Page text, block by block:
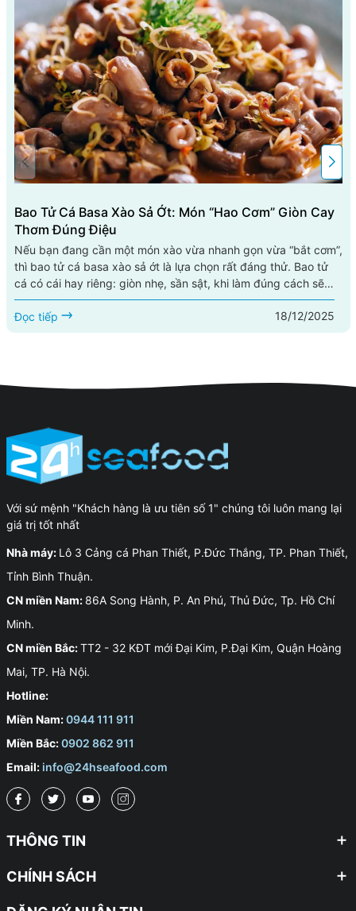
Bao Tử Cá Basa Xào Sả Ớt: Món “hao Cơm” Giòn Cay
Thơm Đúng Điệu
Nếu bạn đang cần một món xào vừa nhanh gọn vừa “bắt cơm”,
thì bao tử cá basa xào sả ớt là lựa chọn rất đáng thử. Bao tử
cá có cái hay riêng: giòn nhẹ, sần sật, khi làm đúng cách sẽ
sạch mùi, thấm vị, ăn hoài không ngán. Kết hợp với sả băm
thơm nồng và ớt cay the, món này lên đĩa là mùi thơm bốc lên
đã thấy đói. Bài viết này hướng dẫn bạn cách...
Đọc tiếp 18/12/2025
Với sứ mệnh "Khách hàng là ưu tiên số 1" chúng tôi luôn mang lại
giá trị tốt nhất
Nhà máy: Lô 3 Cảng cá Phan Thiết, P.Đức Thắng, TP. Phan Thiết,
Tỉnh Bình Thuận.
CN miền Nam: 86A Song Hành, P. An Phú, Thủ Đức, Tp. Hồ Chí
Minh.
CN miền Bắc:TT2 - 32 KĐT mới Đại Kim, P.Đại Kim, Quận Hoàng
Mai, TP. Hà Nội.
Hotline:
Miền Nam:0944 111 911
Miền Bắc:0902 862 911
Email: info@24hseafood.com
THÔNG TIN
CHÍNH SÁCH